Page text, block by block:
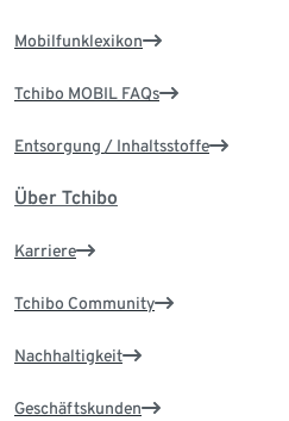
Mobilfunklexikon
Tchibo MOBIL FAQs
Entsorgung / Inhaltsstoffe
Über Tchibo
Karriere
Tchibo Community
Nachhaltigkeit
Geschäftskunden